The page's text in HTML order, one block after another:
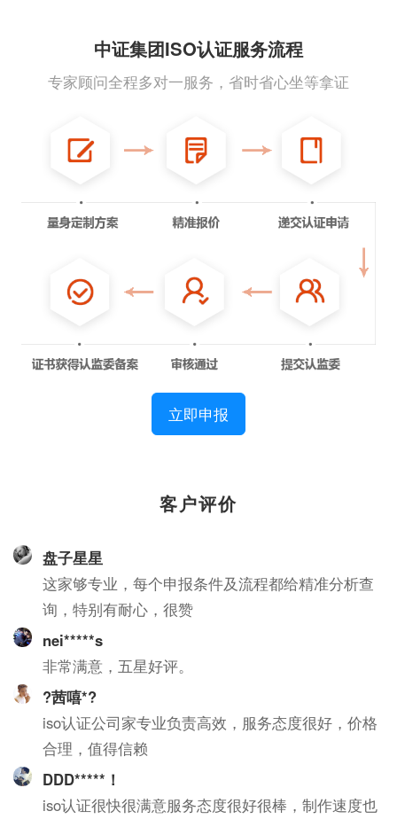
中证集团ISO认证服务流程
专家顾问全程多对一服务，省时省心坐等拿证
立即申报
客户评价
盘子星星
这家够专业，每个申报条件及流程都给精准分析查
询，特别有耐心，很赞
nei*****s
非常满意，五星好评。
?茜嘻*?
iso认证公司家专业负责高效，服务态度很好，价格
合理，值得信赖
DDD*****！
iso认证很快很满意服务态度很好很棒，制作速度也